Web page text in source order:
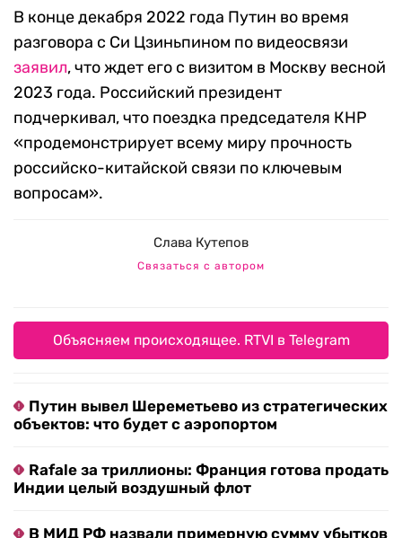
В конце декабря 2022 года Путин во время
разговора с Си Цзиньпином по видеосвязи
заявил, что ждет его с визитом в Москву весной
2023 года. Российский президент
подчеркивал, что поездка председателя КНР
«продемонстрирует всему миру прочность
российско-китайской связи по ключевым
вопросам».
Слава Кутепов
Связаться с автором
Объясняем происходящее. RTVI в Telegram
Путин вывел Шереметьево из стратегических
объектов: что будет с аэропортом
Rafale за триллионы: Франция готова продать
Индии целый воздушный флот
В МИД РФ назвали примерную сумму убытков